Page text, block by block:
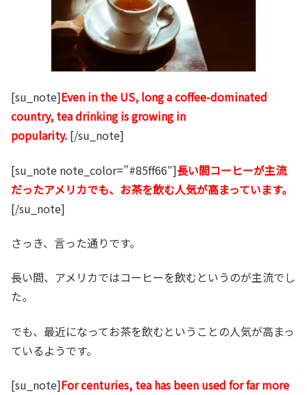
[su_note]Even in the US, long a coffee-dominated
country, tea drinking is growing in
popularity. [/su_note]
[su_note note_color=”#85ff66″]長い間コーヒーが主流
だったアメリカでも、お茶を飲む人気が高まっています。
[/su_note]
さっき、言った通りです。
長い間、アメリカではコーヒーを飲むというのが主流でし
た。
でも、最近になってお茶を飲むということの人気が高まっ
ているようです。
[su_note]For centuries, tea has been used for far more